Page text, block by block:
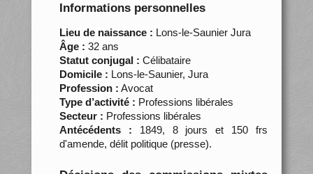
Informations personnelles
Lieu de naissance : Lons-le-Saunier Jura
Âge : 32 ans
Statut conjugal : Célibataire
Domicile : Lons-le-Saunier, Jura
Profession : Avocat
Type d’activité : Professions libérales
Secteur : Professions libérales
Antécédents : 1849, 8 jours et 150 frs
d'amende, délit politique (presse).